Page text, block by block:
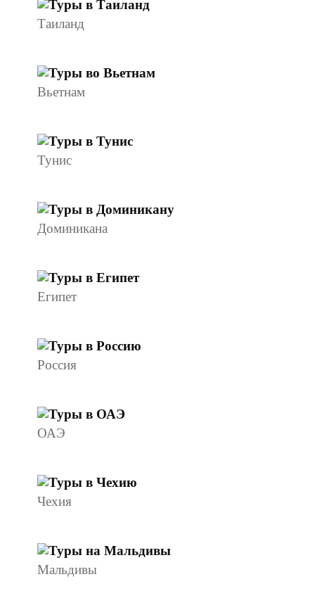
Таиланд
Вьетнам
Тунис
Доминикана
Египет
Россия
ОАЭ
Чехия
Мальдивы